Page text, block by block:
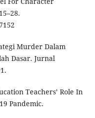
Murder Dalam
Dasar. Jurnal
Teachers’ Role In
Pandemic.